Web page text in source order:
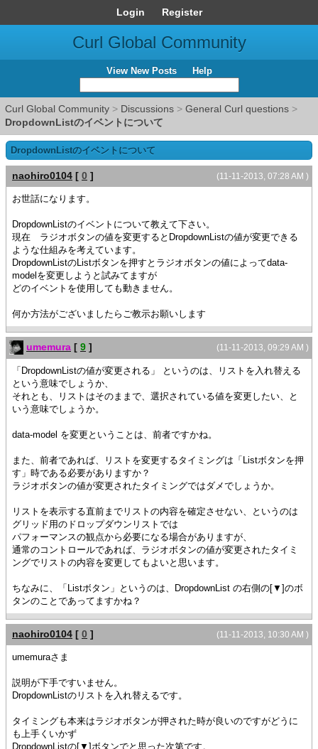
Login Register
Curl Global Community
View New Posts Help
Curl Global Community > Discussions > General Curl questions >
DropdownListのイベントについて
DropdownListのイベントについて
(11-11-2013, 07:28 AM )
naohiro0104 [ 0 ]
お世話になります。
DropdownListのイベントについて教えて下さい。
現在 ラジオボタンの値を変更するとDropdownListの値が変更できる
ような仕組みを考えています。
DropdownListのListボタンを押すとラジオボタンの値によってdata-
modelを変更しようと試みてますが
どのイベントを使用しても動きません。
何か方法がございましたらご教示お願いします
(11-11-2013, 09:29 AM )
umemura [ 9 ]
「DropdownListの値が変更される」 というのは、リストを入れ替える
という意味でしょうか、
それとも、リストはそのままで、選択されている値を変更したい、と
いう意味でしょうか。
data-model を変更ということは、前者ですかね。
また、前者であれば、リストを変更するタイミングは「Listボタンを押
す」時である必要がありますか？
ラジオボタンの値が変更されたタイミングではダメでしょうか。
リストを表示する直前までリストの内容を確定させない、というのは
グリッド用のドロップダウンリストでは
パフォーマンスの観点から必要になる場合がありますが、
通常のコントロールであれば、ラジオボタンの値が変更されたタイミ
ングでリストの内容を変更してもよいと思います。
ちなみに、「Listボタン」というのは、DropdownList の右側の[▼]のボ
タンのことであってますかね？
(11-11-2013, 10:30 AM )
naohiro0104 [ 0 ]
umemuraさま
説明が下手ですいません。
DropdownListのリストを入れ替えるです。
タイミングも本来はラジオボタンが押された時が良いのですがどうに
も上手くいかず
DropdownListの[▼]ボタンでと思った次第です。